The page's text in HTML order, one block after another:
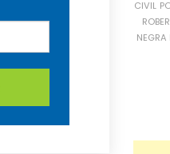
CIVIL
NEGRA